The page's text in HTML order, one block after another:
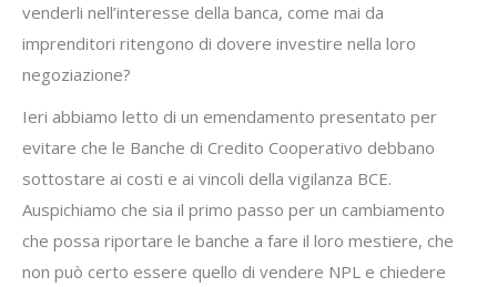
venderli nell’interesse della banca, come mai da
imprenditori ritengono di dovere investire nella loro
negoziazione?
Ieri abbiamo letto di un emendamento presentato per
evitare che le Banche di Credito Cooperativo debbano
sottostare ai costi e ai vincoli della vigilanza BCE.
Auspichiamo che sia il primo passo per un cambiamento
che possa riportare le banche a fare il loro mestiere, che
non può certo essere quello di vendere NPL e chiedere